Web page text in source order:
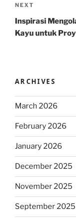
Next
Post
NEXT
Inspirasi
Kayu untuk
ARCHIVES
March 2026
February 2026
January 2026
December 2025
November 2025
September 2025